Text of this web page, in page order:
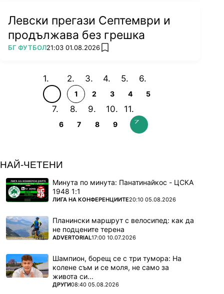
Левски прегази Септември и
продължава без грешка
ПОВЕЧЕ ОТ
БГ ФУТБОЛ21:03 01.08.2026 add favorites
1 2 3 4 5
6 7 8 9
НАЙ-ЧЕТЕНИ
Минута по минута: Панатинайкос - ЦСКА
1948 1:1
ПОВЕЧЕ ОТ
ЛИГА НА КОНФЕРЕНЦИИТЕ20:10 05.08.2026
Планински маршрут с велосипед: как да
не подцените терена
ПОВЕЧЕ ОТ
ADVERTORIAL17:00 10.07.2026
Шампион, борещ се с три тумора: На
колене съм и се моля, не само за
живота си...
ПОВЕЧЕ ОТ
ДРУГИ08:40 05.08.2026